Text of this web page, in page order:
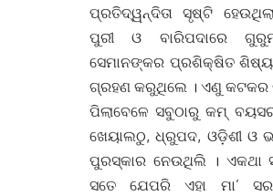
ପ୍ରତିଦ୍ୱନ୍ଦିତା ସୃଷ୍ଟି
ପୁରୀ ଓ ବାରିପଦାରେ
ସେମାନଙ୍କର ପ୍ରଶିକ୍ଷିତ
ଗ୍ରହଣ କରୁଥିଲେ । ଏଣୁ କଟକର
ପିଲାବେଳେ ସବୁଠାରୁ କମ୍
ଖେୟାଲଠୁ, ଧ୍ରୁପଦ, ଓଡ଼ିଶୀ ଓ
ପୁରସ୍କାର ନେଉଥିଲି । ଏକଥା
ସତେ ଯେପରି ଏହା ମା’